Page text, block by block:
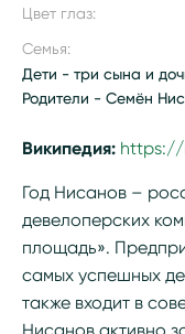
Цвет глаз:
Семья:
Дети - три сына и
Родители - Семён
Википедия: https://
Год Нисанов –
девелоперских
площадь».
самых успешных
также входит в